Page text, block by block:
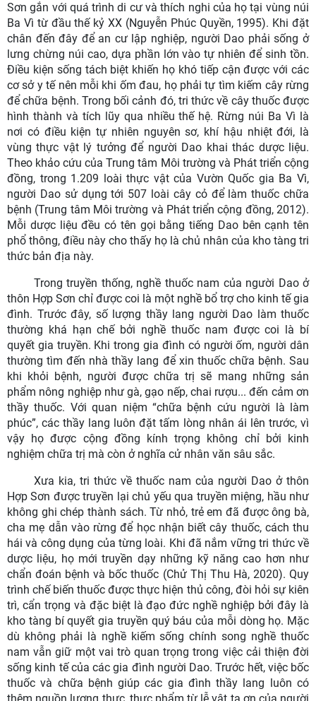
Sơn gắn với quá trình di cư và thích nghi của họ tại vùng núi
Ba Vì từ đầu thế kỷ XX (Nguyễn Phúc Quyền, 1995). Khi đặt
chân đến đây để an cư lập nghiệp, người Dao phải sống ở
lưng chừng núi cao, dựa phần lớn vào tự nhiên để sinh tồn.
Điều kiện sống tách biệt khiến họ khó tiếp cận được với các
cơ sở y tế nên mỗi khi ốm đau, họ phải tự tìm kiếm cây rừng
để chữa bệnh. Trong bối cảnh đó, tri thức về cây thuốc được
hình thành và tích lũy qua nhiều thế hệ. Rừng núi Ba Vì là
nơi có điều kiện tự nhiên nguyên sơ, khí hậu nhiệt đới, là
vùng thực vật lý tưởng để người Dao khai thác dược liệu.
Theo khảo cứu của Trung tâm Môi trường và Phát triển cộng
đồng, trong 1.209 loài thực vật của Vườn Quốc gia Ba Vì,
người Dao sử dụng tới 507 loài cây cỏ để làm thuốc chữa
bệnh (Trung tâm Môi trường và Phát triển cộng đồng, 2012).
Mỗi dược liệu đều có tên gọi bằng tiếng Dao bên cạnh tên
phổ thông, điều này cho thấy họ là chủ nhân của kho tàng tri
thức bản địa này.
Trong truyền thống, nghề thuốc nam của người Dao ở
thôn Hợp Sơn chỉ được coi là một nghề bổ trợ cho kinh tế gia
đình. Trước đây, số lượng thầy lang người Dao làm thuốc
thường khá hạn chế bởi nghề thuốc nam được coi là bí
quyết gia truyền. Khi trong gia đình có người ốm, người dân
thường tìm đến nhà thầy lang để xin thuốc chữa bệnh. Sau
khi khỏi bệnh, người được chữa trị sẽ mang những sản
phẩm nông nghiệp như gà, gạo nếp, chai rượu... đến cảm ơn
thầy thuốc. Với quan niệm “chữa bệnh cứu người là làm
phúc”, các thầy lang luôn đặt tấm lòng nhân ái lên trước, vì
vậy họ được cộng đồng kính trọng không chỉ bởi kinh
nghiệm chữa trị mà còn ở nghĩa cử nhân văn sâu sắc.
Xưa kia, tri thức về thuốc nam của người Dao ở thôn
Hợp Sơn được truyền lại chủ yếu qua truyền miệng, hầu như
không ghi chép thành sách. Từ nhỏ, trẻ em đã được ông bà,
cha mẹ dẫn vào rừng để học nhận biết cây thuốc, cách thu
hái và công dụng của từng loài. Khi đã nắm vững tri thức về
dược liệu, họ mới truyền dạy những kỹ năng cao hơn như
chẩn đoán bệnh và bốc thuốc (Chử Thị Thu Hà, 2020). Quy
trình chế biến thuốc được thực hiện thủ công, đòi hỏi sự kiên
trì, cẩn trọng và đặc biệt là đạo đức nghề nghiệp bởi đây là
kho tàng bí quyết gia truyền quý báu của mỗi dòng họ. Mặc
dù không phải là nghề kiếm sống chính song nghề thuốc
nam vẫn giữ một vai trò quan trọng trong việc cải thiện đời
sống kinh tế của các gia đình người Dao. Trước hết, việc bốc
thuốc và chữa bệnh giúp các gia đình thầy lang luôn có